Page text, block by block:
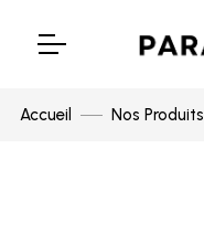
Accueil Nos Produits